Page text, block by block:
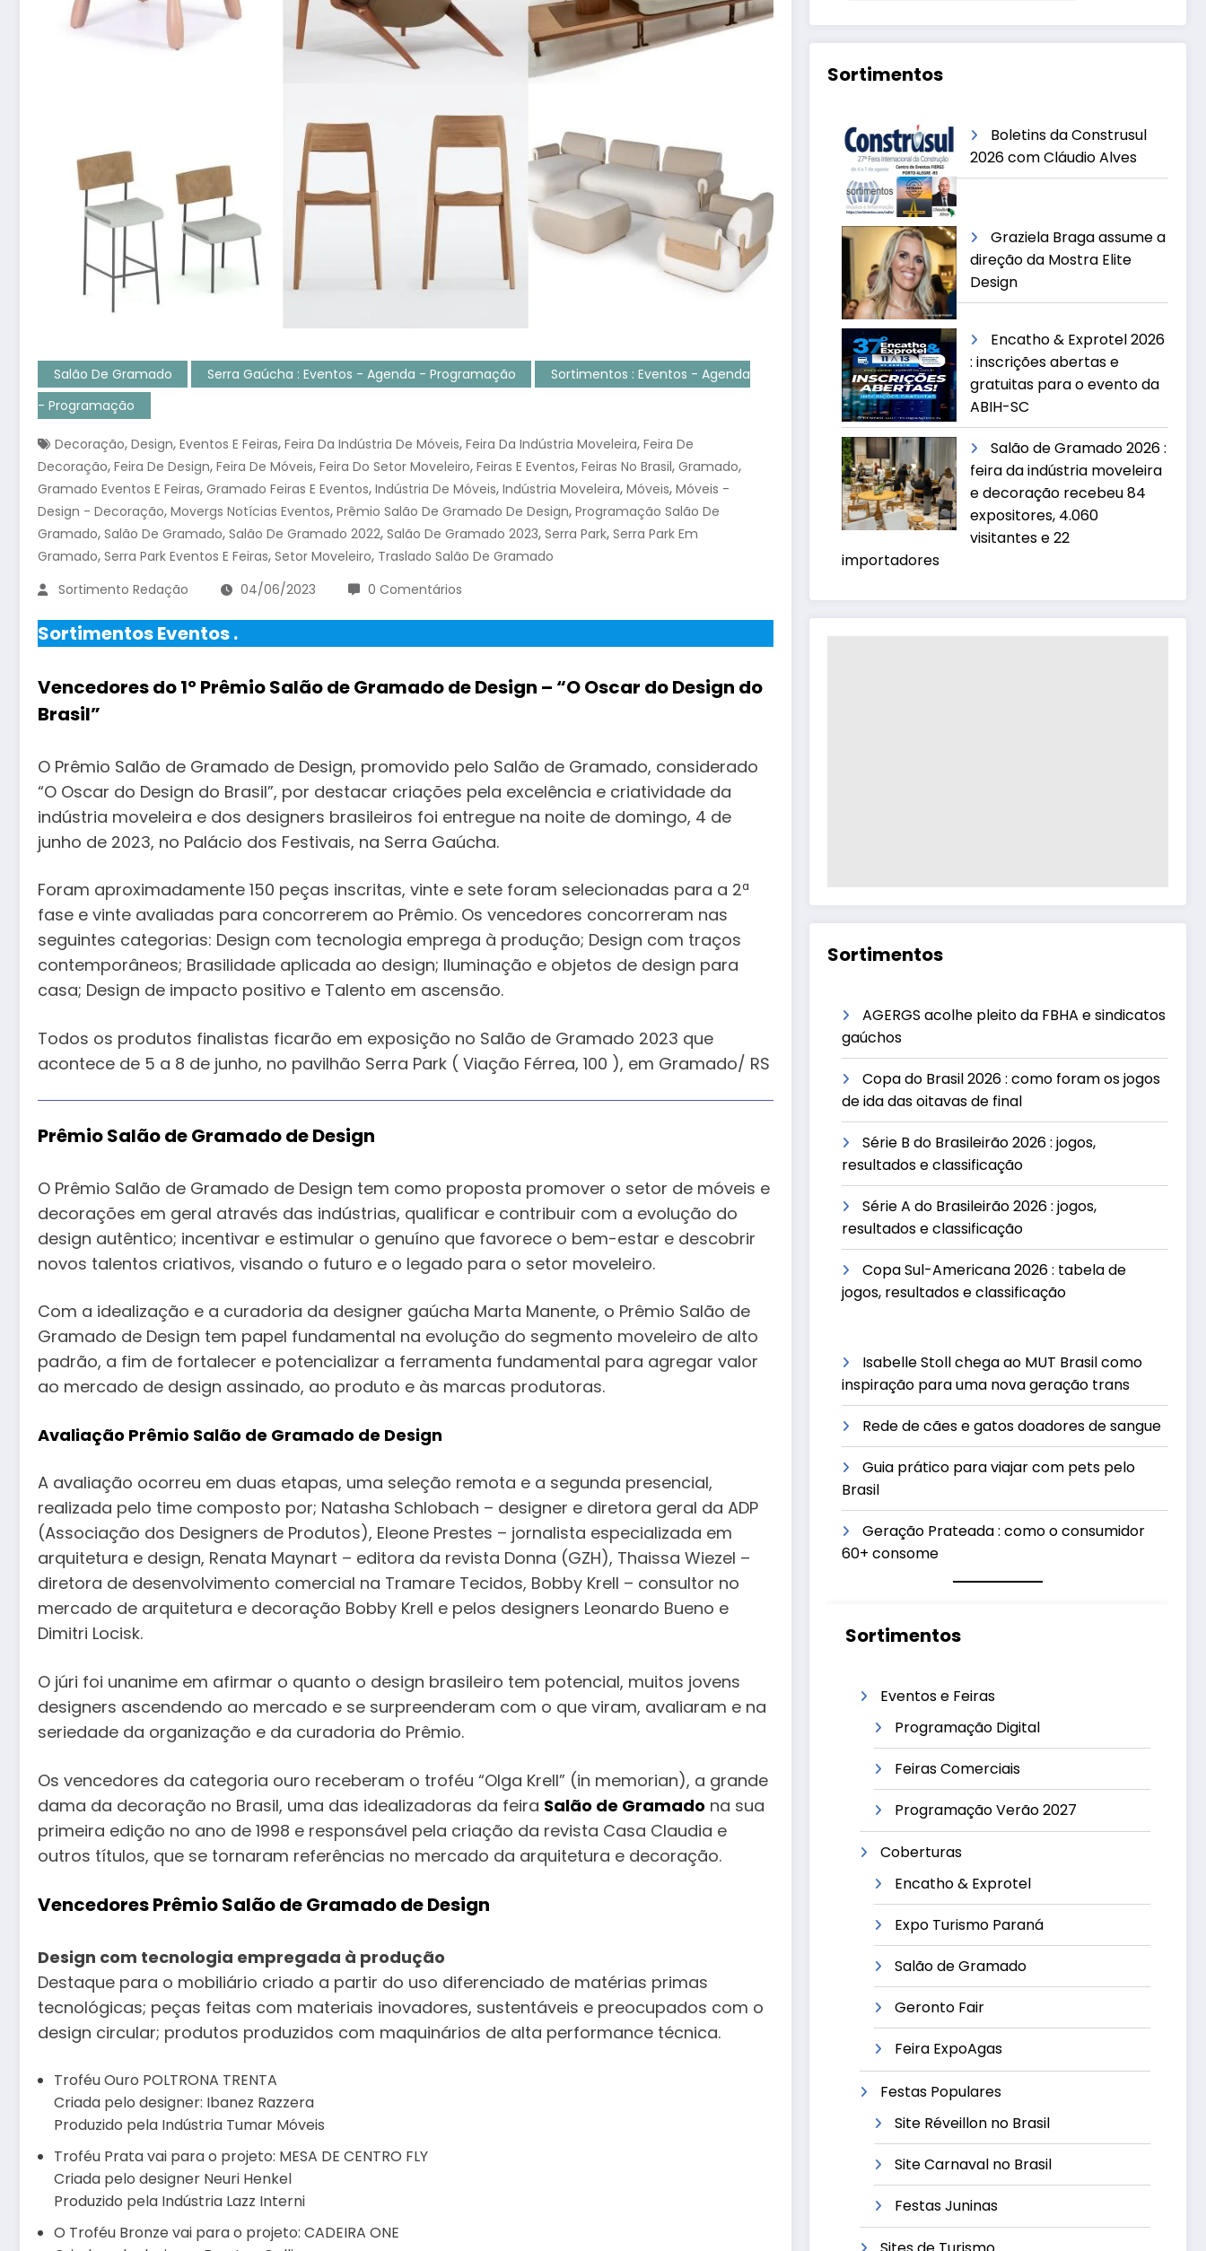
Salão De Gramado Serra Gaúcha : Eventos - Agenda - Programação
Sortimentos : Eventos - Agenda
- Programação
Decoração, Design, Eventos E Feiras, Feira Da Indústria De Móveis, Feira Da Indústria Moveleira, Feira De
Decoração, Feira De Design, Feira De Móveis, Feira Do Setor Moveleiro, Feiras E Eventos, Feiras No Brasil, Gramado,
Gramado Eventos E Feiras, Gramado Feiras E Eventos, Indústria De Móveis, Indústria Moveleira, Móveis, Móveis -
Design - Decoração, Movergs Notícias Eventos, Prêmio Salão De Gramado De Design, Programação Salão De
Gramado, Salão De Gramado, Salão De Gramado 2022, Salão De Gramado 2023, Serra Park, Serra Park Em
Gramado, Serra Park Eventos E Feiras, Setor Moveleiro, Traslado Salão De Gramado
Sortimento Redação
04/06/2023 0 Comentários
Sortimentos Eventos .
Vencedores do 1º Prêmio Salão de Gramado de Design – “O Oscar do Design do
Brasil”
O Prêmio Salão de Gramado de Design, promovido pelo Salão de Gramado, considerado
“O Oscar do Design do Brasil”, por destacar criações pela excelência e criatividade da
indústria moveleira e dos designers brasileiros foi entregue na noite de domingo, 4 de
junho de 2023, no Palácio dos Festivais, na Serra Gaúcha.
Foram aproximadamente 150 peças inscritas, vinte e sete foram selecionadas para a 2ª
fase e vinte avaliadas para concorrerem ao Prêmio. Os vencedores concorreram nas
seguintes categorias: Design com tecnologia emprega à produção; Design com traços
contemporâneos; Brasilidade aplicada ao design; Iluminação e objetos de design para
casa; Design de impacto positivo e Talento em ascensão.
Todos os produtos finalistas ficarão em exposição no Salão de Gramado 2023 que
acontece de 5 a 8 de junho, no pavilhão Serra Park ( Viação Férrea, 100 ), em Gramado/ RS
Prêmio Salão de Gramado de Design
O Prêmio Salão de Gramado de Design tem como proposta promover o setor de móveis e
decorações em geral através das indústrias, qualificar e contribuir com a evolução do
design autêntico; incentivar e estimular o genuíno que favorece o bem-estar e descobrir
novos talentos criativos, visando o futuro e o legado para o setor moveleiro.
Com a idealização e a curadoria da designer gaúcha Marta Manente, o Prêmio Salão de
Gramado de Design tem papel fundamental na evolução do segmento moveleiro de alto
padrão, a fim de fortalecer e potencializar a ferramenta fundamental para agregar valor
ao mercado de design assinado, ao produto e às marcas produtoras.
Avaliação Prêmio Salão de Gramado de Design
A avaliação ocorreu em duas etapas, uma seleção remota e a segunda presencial,
realizada pelo time composto por; Natasha Schlobach – designer e diretora geral da ADP
(Associação dos Designers de Produtos), Eleone Prestes – jornalista especializada em
arquitetura e design, Renata Maynart – editora da revista Donna (GZH), Thaissa Wiezel –
diretora de desenvolvimento comercial na Tramare Tecidos, Bobby Krell – consultor no
mercado de arquitetura e decoração Bobby Krell e pelos designers Leonardo Bueno e
Dimitri Locisk.
O júri foi unanime em afirmar o quanto o design brasileiro tem potencial, muitos jovens
designers ascendendo ao mercado e se surpreenderam com o que viram, avaliaram e na
seriedade da organização e da curadoria do Prêmio.
Os vencedores da categoria ouro receberam o troféu “Olga Krell” (in memorian), a grande
dama da decoração no Brasil, uma das idealizadoras da feira Salão de Gramado na sua
primeira edição no ano de 1998 e responsável pela criação da revista Casa Claudia e
outros títulos, que se tornaram referências no mercado da arquitetura e decoração.
Vencedores Prêmio Salão de Gramado de Design
Design com tecnologia empregada à produção
Destaque para o mobiliário criado a partir do uso diferenciado de matérias primas
tecnológicas; peças feitas com materiais inovadores, sustentáveis e preocupados com o
design circular; produtos produzidos com maquinários de alta performance técnica.
Troféu Ouro POLTRONA TRENTA
Criada pelo designer: Ibanez Razzera
Produzido pela Indústria Tumar Móveis
Troféu Prata vai para o projeto: MESA DE CENTRO FLY
Criada pelo designer Neuri Henkel
Produzido pela Indústria Lazz Interni
O Troféu Bronze vai para o projeto: CADEIRA ONE
Sortimentos
Boletins da Construsul
2026 com Cláudio Alves
Graziela Braga assume a
direção da Mostra Elite
Design
Encatho & Exprotel 2026
: inscrições abertas e
gratuitas para o evento da
ABIH-SC
Salão de Gramado 2026 :
feira da indústria moveleira
e decoração recebeu 84
expositores, 4.060
visitantes e 22
importadores
Sortimentos
AGERGS acolhe pleito da FBHA e sindicatos
gaúchos
Copa do Brasil 2026 : como foram os jogos
de ida das oitavas de final
Série B do Brasileirão 2026 : jogos,
resultados e classificação
Série A do Brasileirão 2026 : jogos,
resultados e classificação
Copa Sul-Americana 2026 : tabela de
jogos, resultados e classificação
Isabelle Stoll chega ao MUT Brasil como
inspiração para uma nova geração trans
Rede de cães e gatos doadores de sangue
Guia prático para viajar com pets pelo
Brasil
Geração Prateada : como o consumidor
60+ consome
Sortimentos
Eventos e Feiras
Programação Digital
Feiras Comerciais
Programação Verão 2027
Coberturas
Encatho & Exprotel
Expo Turismo Paraná
Salão de Gramado
Geronto Fair
Feira ExpoAgas
Festas Populares
Site Réveillon no Brasil
Site Carnaval no Brasil
Festas Juninas